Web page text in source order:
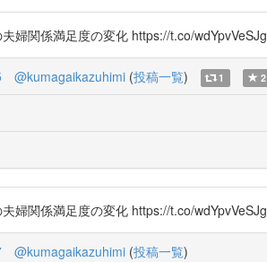
婦関係満足度の変化 https://t.co/wdYpvVeSJg
@kumagaikazuhimi (投稿一覧) 1 2
婦関係満足度の変化 https://t.co/wdYpvVeSJg
@kumagaikazuhimi (投稿一覧)